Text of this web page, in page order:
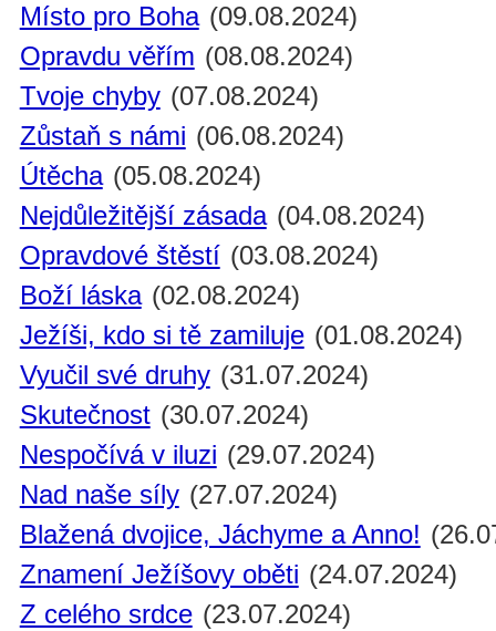
Místo pro Boha (09.08.2024)
Opravdu věřím (08.08.2024)
Tvoje chyby (07.08.2024)
Zůstaň s námi (06.08.2024)
Útěcha (05.08.2024)
Nejdůležitější zásada (04.08.2024)
Opravdové štěstí (03.08.2024)
Boží láska (02.08.2024)
Ježíši, kdo si tě zamiluje (01.08.2024)
Vyučil své druhy (31.07.2024)
Skutečnost (30.07.2024)
Nespočívá v iluzi (29.07.2024)
Nad naše síly (27.07.2024)
Blažená dvojice, Jáchyme a Anno!
Znamení Ježíšovy oběti (24.07.2024)
Z celého srdce (23.07.2024)